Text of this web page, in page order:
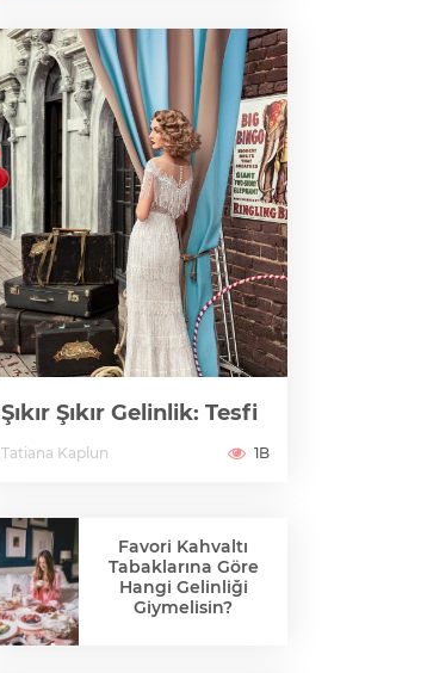
Şıkır Şıkır Gelinlik: Tesfi
Tatiana Kaplun 1B
Favori Kahvaltı
Tabaklarına Göre
Hangi Gelinliği
Giymelisin?